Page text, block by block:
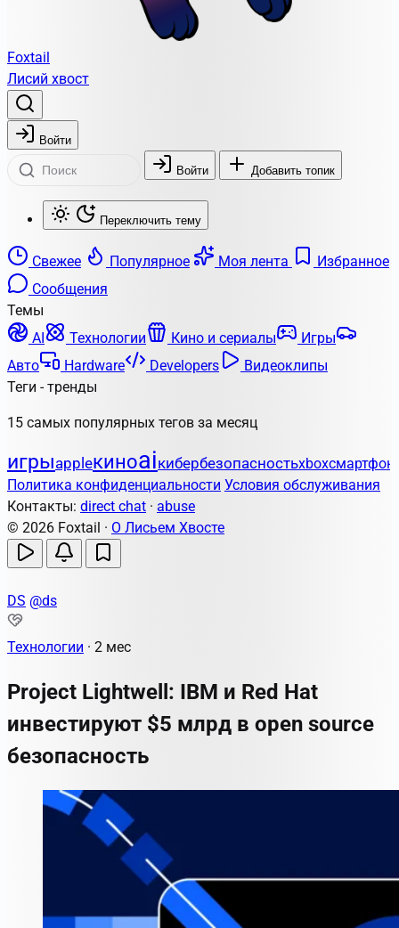
Foxtail
Лисий хвост
Войти
Войти Добавить топик
Переключить тему
Свежее Популярное Моя лента
Избранное
Сообщения
Темы
AI
Технологии Кино и сериалы
Игры
Авто
Hardware Developers
Видеоклипы
Теги - тренды
15 самых популярных тегов за месяц
игрыappleкиноaiкибербезопасностьxbox
Политика конфиденциальности Условия обслуживания
Контакты: direct chat · abuse
© 2026 Foxtail · О Лисьем Хвосте
DS @ds
Технологии · 2 мес
Project Lightwell: IBM и Red Hat
инвестируют $5 млрд в open source
безопасность